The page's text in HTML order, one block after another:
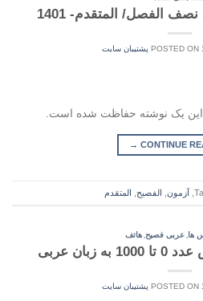
الفصل/ المتقدم- 1401
POSTED ON پشتیبان سایت
یک نوشته حفاظت شده است.
CONTINUE
→
آزمون الفصيح المتقدم
ها,عربی فصیح,هاتف
عربی
POSTED ON پشتیبان سایت